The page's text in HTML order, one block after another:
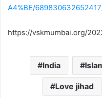
A4%BE/
https://vskmumbai.org/
India
Love jihad